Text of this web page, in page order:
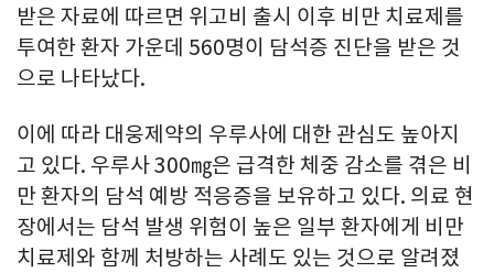
받은 자료에 따르면 위고비 출시 이후 비만 치료제를
투여한 환자 가운데 560명이 담석증 진단을 받은 것
으로 나타났다.
이에 따라 대웅제약의 우루사에 대한 관심도 높아지
고 있다. 우루사 300㎎은 급격한 체중 감소를 겪은 비
만 환자의 담석 예방 적응증을 보유하고 있다. 의료 현
장에서는 담석 발생 위험이 높은 일부 환자에게 비만
치료제와 함께 처방하는 사례도 있는 것으로 알려졌